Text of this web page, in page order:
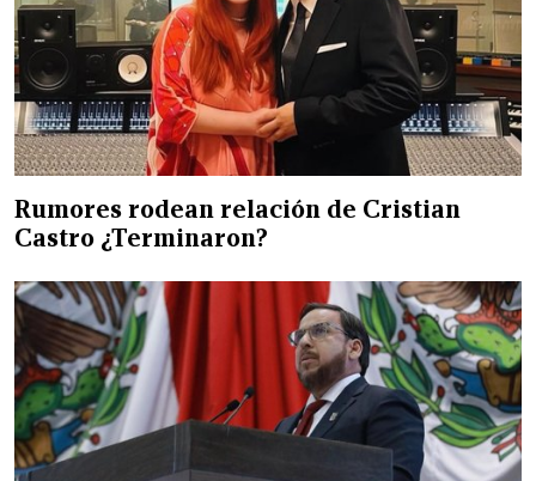
Rumores rodean relación de Cristian
Castro ¿Terminaron?